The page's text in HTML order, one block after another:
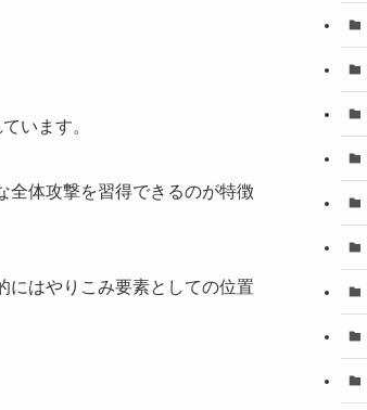
います。
全体攻撃を習得できるのが特徴
にはやりこみ要素としての位置